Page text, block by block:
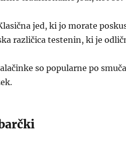
jed, ki jo morate
različica testenin, ki je
so popularne po